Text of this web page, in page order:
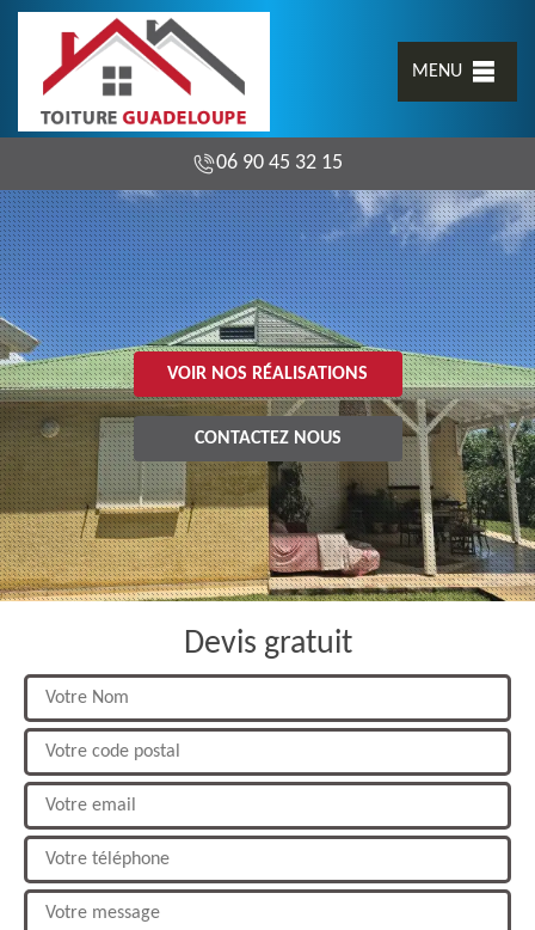
MENU
06 90 45 32 15
VOIR NOS RÉALISATIONS
CONTACTEZ NOUS
Devis gratuit